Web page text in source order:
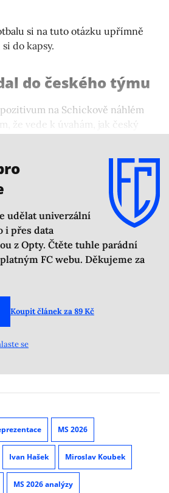
si na tuto otázku upřímně
do kapsy.
do českého týmu
na Schickově náhlém
že vede k úvahám, jak český
udělat univerzální
i přes data
z Opty. Čtěte tuhle parádní
FC webu. Děkujeme za
Koupit článek za 89 Kč
se
MS 2026
Ivan Hašek Miroslav Koubek
MS 2026 analýzy